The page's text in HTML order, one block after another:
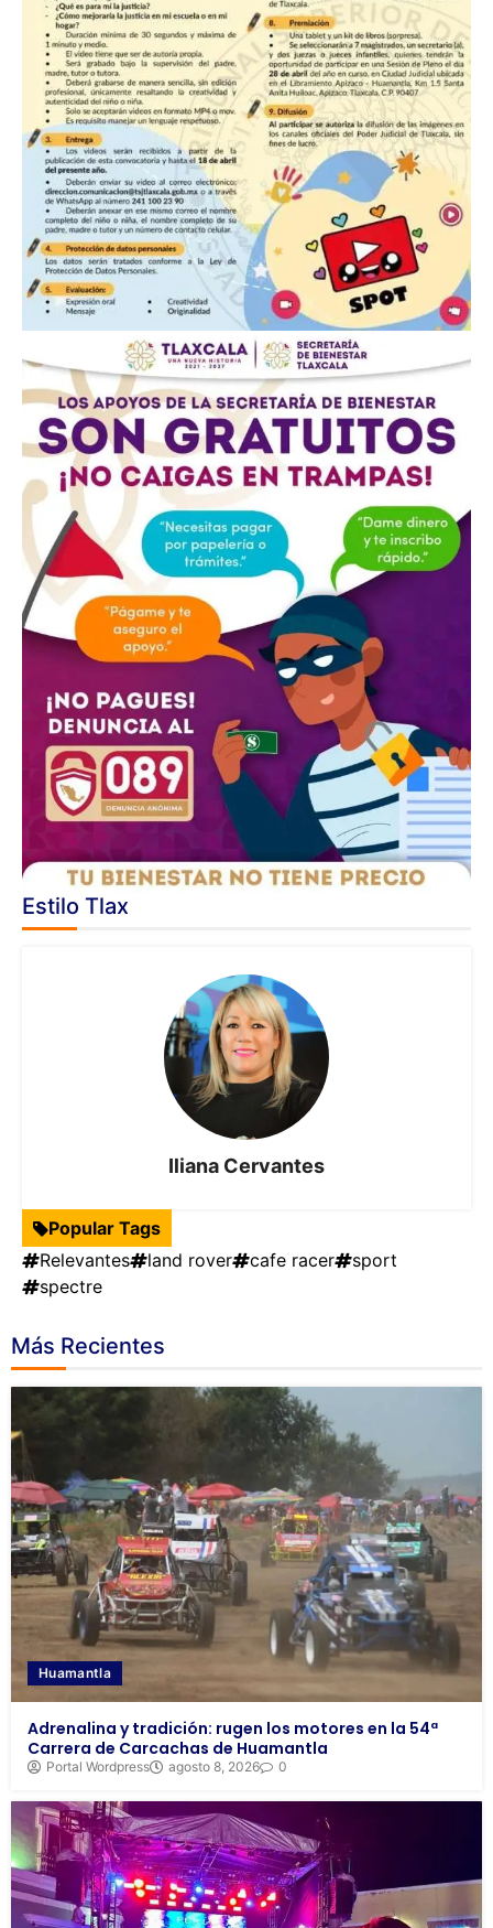
Estilo Tlax
Iliana Cervantes
Popular Tags
Relevantes
land rover cafe racer
sport
spectre
Más Recientes
Huamantla
Adrenalina y tradición: rugen los motores en la 54ª
Carrera de Carcachas de Huamantla
Portal Wordpress agosto 8, 2026 0